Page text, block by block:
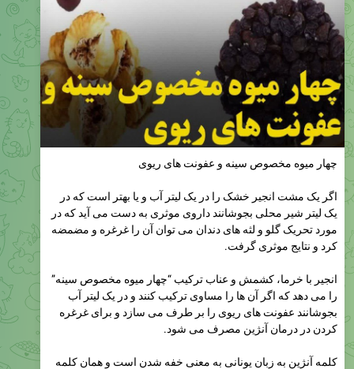
چهار میوه مخصوص سینه و عفونت های ریوی
اگر یک مشت انجیر خشک را در یک لیتر آب و یا بهتر است که در
یک لیتر شیر محلی بجوشانند داروی موثری به دست می آید که در
مورد تحریک گلو و لثه های دندان می توان آن را غرغره و مضمضه
کرد و نتایج موثری گرفت.
انجیر با خرما، کشمش و عناب ترکیب “چهار میوه مخصوص سینه”
را می دهد که اگر آن ها را مساوی ترکیب کنند و در یک لیتر آب
بجوشانند عفونت های ریوی را بر طرف می سازد و برای غرغره
کردن در درمان آنژین مصرف می شود.
کلمه آنژین به زبان یونانی به معنی خفه شدن است و همان کلمه